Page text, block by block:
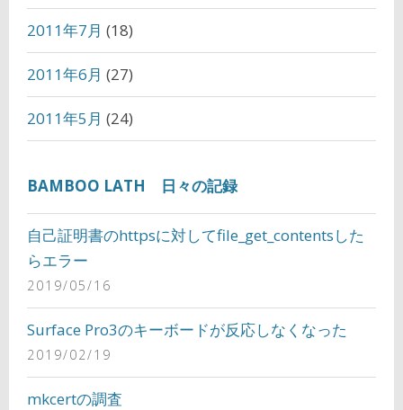
2011年7月 (18)
2011年6月 (27)
2011年5月 (24)
BAMBOO LATH 日々の記録
自己証明書のhttpsに対してfile_get_contentsした
らエラー
2019/05/16
Surface Pro3のキーボードが反応しなくなった
2019/02/19
mkcertの調査